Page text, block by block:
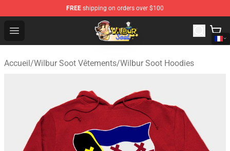
FREE shipping on orders over $100
Open menu
Wilbur Soot Shop - Official Wilbur Soot Merchandise
Accueil/Wilbur Soot Vêtements/Wilbur Soot Hoodies